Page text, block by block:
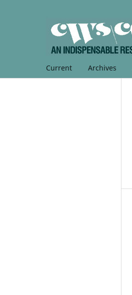
Current Archives